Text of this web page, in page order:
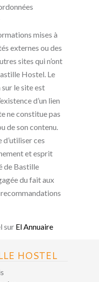
mises à
externes ou des
sites qui n’ont
Hostel. Le
le site est
d’un lien
ne constitue pas
de son contenu.
ces
et esprit
de Bastille
du fait aux
sur El Annuaire
HOSTEL